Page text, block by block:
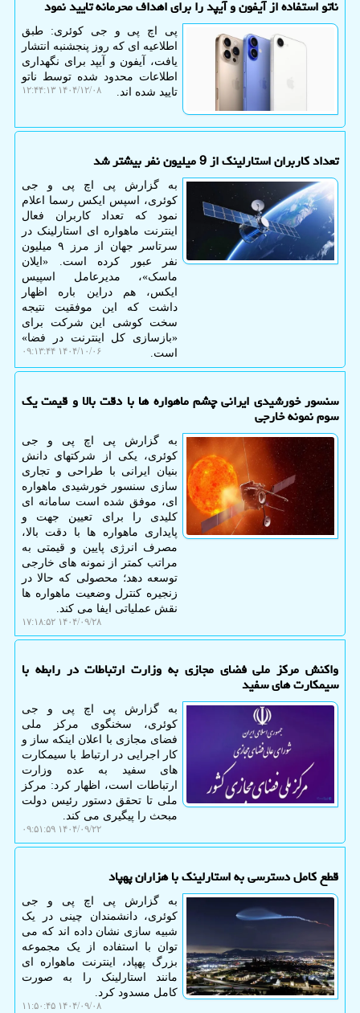
ناتو استفاده از آیفون و آیپد را برای اهداف محرمانه تایید نمود
پی اچ پی و جی کوئری: طبق
اطلاعیه ای که روز پنجشنبه انتشار
یافت، آیفون و آیپد برای نگهداری
اطلاعات محدود شده توسط ناتو
تایید شده اند.
۱۴۰۴/۱۲/۰۸ ۱۲:۴۴:۱۳
تعداد کاربران استارلینک از 9 میلیون نفر بیشتر شد
به گزارش پی اچ پی و جی
کوئری، اسپس ایکس رسما اعلام
نمود که تعداد کاربران فعال
اینترنت ماهواره ای استارلینک در
سرتاسر جهان از مرز ۹ میلیون
نفر عبور کرده است. «ایلان
ماسک»، مدیرعامل اسپیس
ایکس، هم دراین باره اظهار
داشت که این موفقیت نتیجه
سخت کوشی این شرکت برای
«بازسازی کل اینترنت در فضا»
است.
۱۴۰۴/۱۰/۰۶ ۰۹:۱۳:۴۴
سنسور خورشیدی ایرانی چشم ماهواره ها با دقت بالا و قیمت یک
سوم نمونه خارجی
به گزارش پی اچ پی و جی
کوئری، یکی از شرکتهای دانش
بنیان ایرانی با طراحی و تجاری
سازی سنسور خورشیدی ماهواره
ای، موفق شده است سامانه ای
کلیدی را برای تعیین جهت و
پایداری ماهواره ها با دقت بالا،
مصرف انرژی پایین و قیمتی به
مراتب کمتر از نمونه های خارجی
توسعه دهد؛ محصولی که حالا در
زنجیره کنترل وضعیت ماهواره ها
نقش عملیاتی ایفا می کند.
۱۴۰۴/۰۹/۲۸ ۱۷:۱۸:۵۲
واکنش مرکز ملی فضای مجازی به وزارت ارتباطات در رابطه با
سیمکارت های سفید
به گزارش پی اچ پی و جی
کوئری، سخنگوی مرکز ملی
فضای مجازی با اعلان اینکه ساز و
کار اجرایی در ارتباط با سیمکارت
های سفید به عده وزارت
ارتباطات است، اظهار کرد: مرکز
ملی تا تحقق دستور رئیس دولت
مبحث را پیگیری می کند.
۱۴۰۴/۰۹/۲۲ ۰۹:۵۱:۵۹
قطع کامل دسترسی به استارلینک با هزاران پهپاد
به گزارش پی اچ پی و جی
کوئری، دانشمندان چینی در یک
شبیه سازی نشان داده اند که می
توان با استفاده از یک مجموعه
بزرگ پهپاد، اینترنت ماهواره ای
مانند استارلینک را به صورت
کامل مسدود کرد.
۱۴۰۴/۰۹/۰۸ ۱۱:۵۰:۴۵